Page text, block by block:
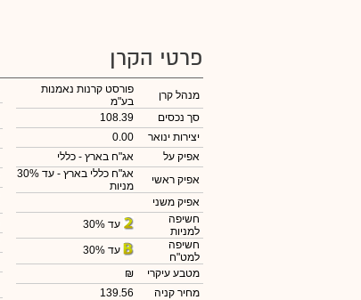
פרטי הקרן
מנהל קרן
פורסט קרנות נאמנות
בע"מ
סך נכסים
108.39
יצירות ינואר
0.00
אפיק על
אג"ח בארץ - כללי
אפיק ראשי
אג"ח כללי בארץ - עד 30%
מניות
אפיק משני
חשיפה
למניות
עד 30%
חשיפה
למט"ח
עד 30%
מטבע עיקרי
₪
מחיר קניה
139.56